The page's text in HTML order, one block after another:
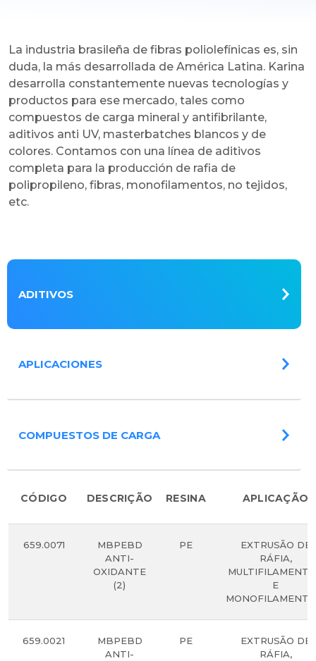
La industria brasileña de fibras poliolefínicas es, sin
duda, la más desarrollada de América Latina. Karina
desarrolla constantemente nuevas tecnologías y
productos para ese mercado, tales como
compuestos de carga mineral y antifibrilante,
aditivos anti UV, masterbatches blancos y de
colores. Contamos con una línea de aditivos
completa para la producción de rafia de
polipropileno, fibras, monofilamentos, no tejidos,
etc.
ADITIVOS
APLICACIONES
COMPUESTOS DE CARGA
CÓDIGO DESCRIÇÃO RESINA APLICAÇÃO
659.0071
MBPEBD
ANTI-
OXIDANTE
(2)
PE
EXTRUSÃO DE
RÁFIA,
E
659.0021
MBPEBD
ANTI-
PE
EXTRUSÃO DE
RÁFIA,